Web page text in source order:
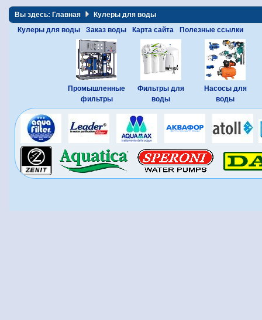
Вы здесь: Главная
Кулеры для воды
Кулеры для воды
Заказ воды Карта сайта Полезные ссылки
Промышленные
фильтры
Фильтры для
воды
Насосы для
воды